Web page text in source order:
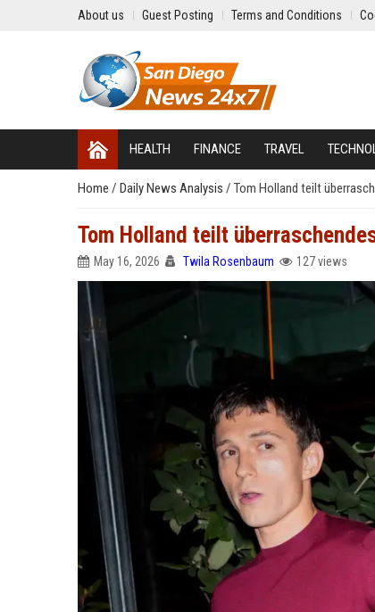
About us Guest Posting Terms and Conditions
HEALTH FINANCE TRAVEL
Home / Daily News Analysis / Tom Holland teilt
Tom Holland teilt
May 16, 2026 Twila Rosenbaum 127 views